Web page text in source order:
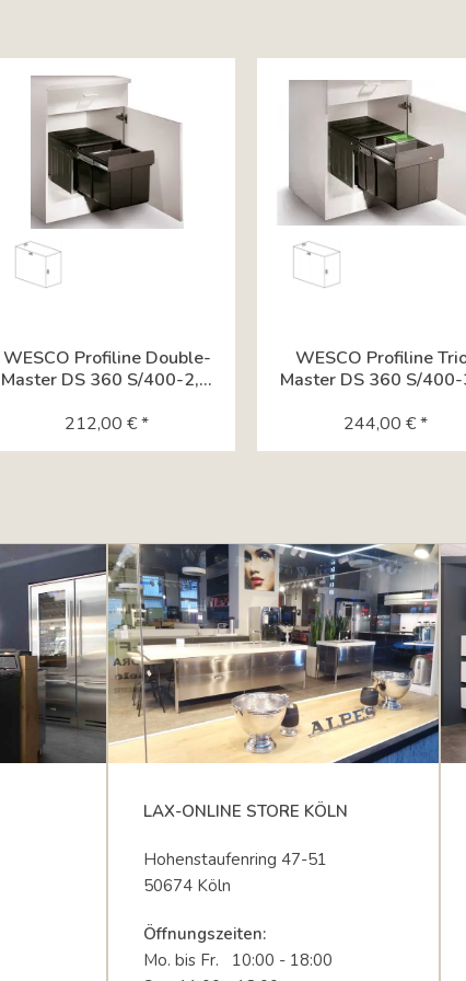
WESCO Profiline Double-
Master DS 360 S/400-2,...
212,00 € *
WESCO Profiline
Master DS 360 S/400-
244,00 € *
LAX-ONLINE STORE KÖLN
Hohenstaufenring 47-51
50674 Köln
Öffnungszeiten:
Mo. bis Fr. 10:00 - 18:00